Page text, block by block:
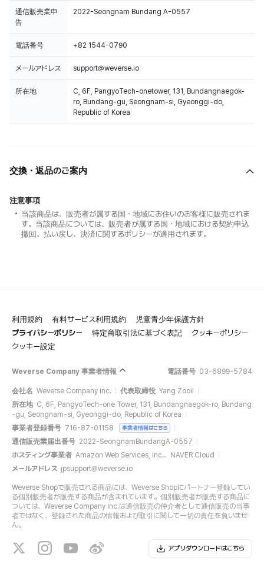
通信販売業申
告
2022-Seongnam Bundang A-0557
電話番号 +82 1544-0790
メールアドレス support@weverse.io
所在地
C, 6F, PangyoTech-onetower, 131, Bundangnaegok-
ro, Bundang-gu, Seongnam-si, Gyeonggi-do,
Republic of Korea
交換・返品のご案内
注意事項
当該商品は、販売者が属する国・地域にお住いのお客様に販売されま
す。当該商品については、販売者が属する国・地域における契約申込
撤回、払い戻し、決済に関するポリシーが適用されます。
利用規約 有料サービス利用規約
児童青少年保護方針
プライバシーポリシー
特定商取引法に基づく表記
クッキーポリシー
クッキー設定
Weverse Company 事業者情報 電話番号 03-6899-5784
会社名 Weverse Company Inc. 代表取締役 Yang Zooil
所在地 C, 6F, PangyoTech-one Tower, 131, Bundangnaegok-ro, Bundang
-gu, Seongnam-si, Gyeonggi-do, Republic of Korea
事業者登録番号 716-87-01158 事業者情報はこちら
通信販売業届出番号 2022-SeongnamBundangA-0557
ホスティング事業者 Amazon Web Services, Inc.、NAVER Cloud
メールアドレス jpsupport@weverse.io
Weverse Shopで販売される商品には、Weverse Shopにパートナー登録してい
る個別販売者が販売する商品が含まれています。個別販売者が販売する商品に
ついては、Weverse Company Inc.は通信販売の仲介者として通信販売の当事
者ではなく、登録された商品の情報および取引に関して一切の責任を負いませ
ん。
アプリダウンロードはこちら